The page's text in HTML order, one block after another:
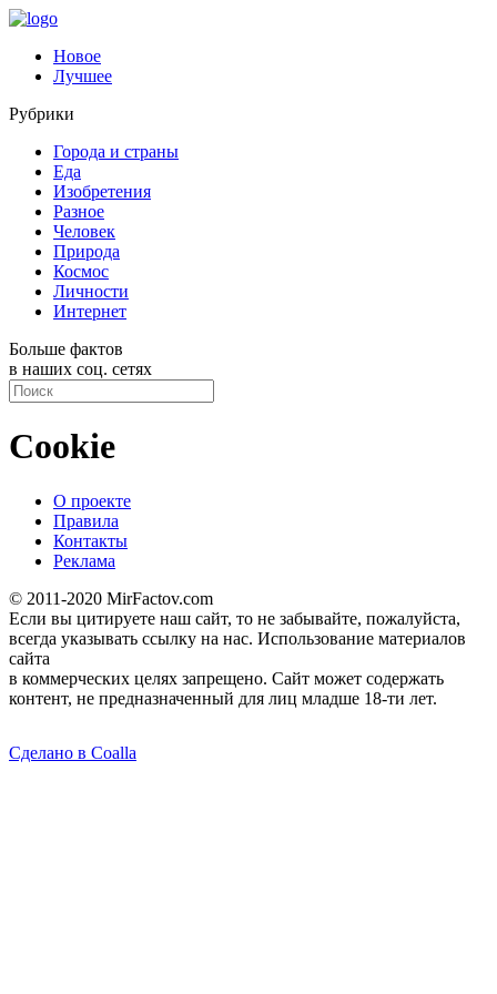
Новое
Лучшее
Рубрики
Города и страны
Еда
Изобретения
Разное
Человек
Природа
Космос
Личности
Интернет
Больше фактов
в наших соц. сетях
Cookie
О проекте
Правила
Контакты
Реклама
© 2011-2020 MirFactov.com
Если вы цитируете наш сайт, то не забывайте, пожалуйста,
всегда указывать ссылку на нас. Использование материалов
сайта
в коммерческих целях запрещено. Сайт может содержать
контент, не предназначенный для лиц младше 18-ти лет.
Сделано в Coalla